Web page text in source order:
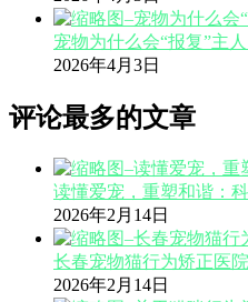
宠物为什么会“报复”主
2026年4月3日
评论最多的文章
读懂爱宠，重塑和谐：
2026年2月14日
长春宠物猫行为矫正医
2026年2月14日